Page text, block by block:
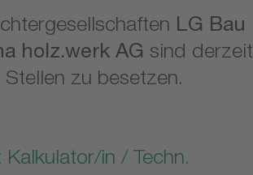
LG Bau
holz.werk AG sind derzeit
Stellen zu besetzen.
Kalkulator/in / Techn.